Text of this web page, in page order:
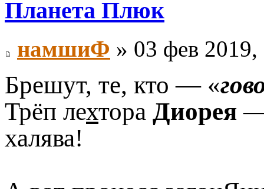
Планета Плюк
намшиФ » 03 фев
Брешут, те, кто — «
Трёп лехтора Диорея —
халява!